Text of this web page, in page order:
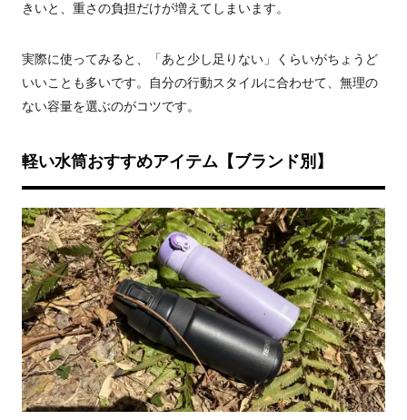
きいと、重さの負担だけが増えてしまいます。
実際に使ってみると、「あと少し足りない」くらいがちょうど
いいことも多いです。自分の行動スタイルに合わせて、無理の
ない容量を選ぶのがコツです。
軽い水筒おすすめアイテム【ブランド別】